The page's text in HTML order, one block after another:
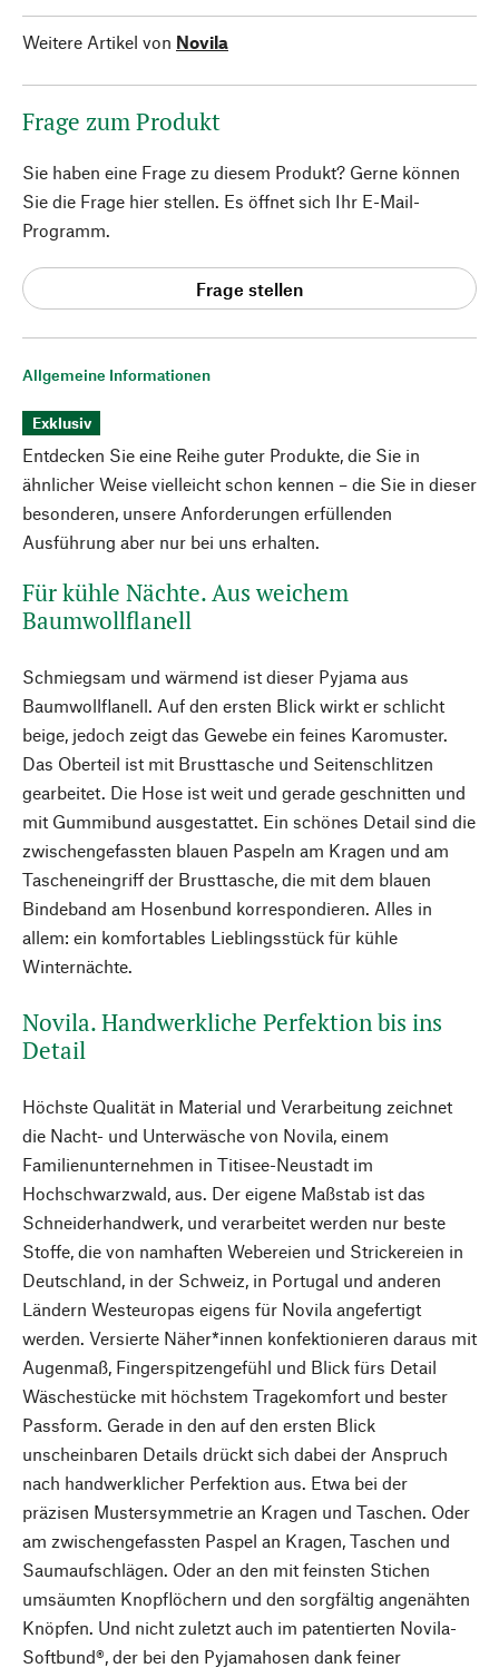
Allgemeine Informationen
Exklusiv
Entdecken Sie eine Reihe guter Produkte, die Sie in
ähnlicher Weise vielleicht schon kennen – die Sie in dieser
besonderen, unsere Anforderungen erfüllenden
Ausführung aber nur bei uns erhalten.
Für kühle Nächte. Aus weichem
Baumwollflanell
Schmiegsam und wärmend ist dieser Pyjama aus
Baumwollflanell. Auf den ersten Blick wirkt er schlicht
beige, jedoch zeigt das Gewebe ein feines Karomuster.
Das Oberteil ist mit Brusttasche und Seitenschlitzen
gearbeitet. Die Hose ist weit und gerade geschnitten und
mit Gummibund ausgestattet. Ein schönes Detail sind die
zwischengefassten blauen Paspeln am Kragen und am
Tascheneingriff der Brusttasche, die mit dem blauen
Bindeband am Hosenbund korrespondieren. Alles in
allem: ein komfortables Lieblingsstück für kühle
Winternächte.
Novila. Handwerkliche Perfektion bis ins
Detail
Höchste Qualität in Material und Verarbeitung zeichnet
die Nacht- und Unterwäsche von Novila, einem
Familienunternehmen in Titisee-Neustadt im
Hochschwarzwald, aus. Der eigene Maßstab ist das
Schneiderhandwerk, und verarbeitet werden nur beste
Stoffe, die von namhaften Webereien und Strickereien in
Deutschland, in der Schweiz, in Portugal und anderen
Ländern Westeuropas eigens für Novila angefertigt
werden. Versierte Näher*innen konfektionieren daraus mit
Augenmaß, Fingerspitzengefühl und Blick fürs Detail
Wäschestücke mit höchstem Tragekomfort und bester
Passform. Gerade in den auf den ersten Blick
unscheinbaren Details drückt sich dabei der Anspruch
nach handwerklicher Perfektion aus. Etwa bei der
präzisen Mustersymmetrie an Kragen und Taschen. Oder
am zwischengefassten Paspel an Kragen, Taschen und
Saumaufschlägen. Oder an den mit feinsten Stichen
umsäumten Knopflöchern und den sorgfältig angenähten
Knöpfen. Und nicht zuletzt auch im patentierten Novila-
Softbund®, der bei den Pyjamahosen dank feiner
Weitere Artikel von Novila
Frage zum Produkt
Sie haben eine Frage zu diesem Produkt? Gerne können
Sie die Frage hier stellen. Es öffnet sich Ihr E-Mail-
Programm.
Frage stellen